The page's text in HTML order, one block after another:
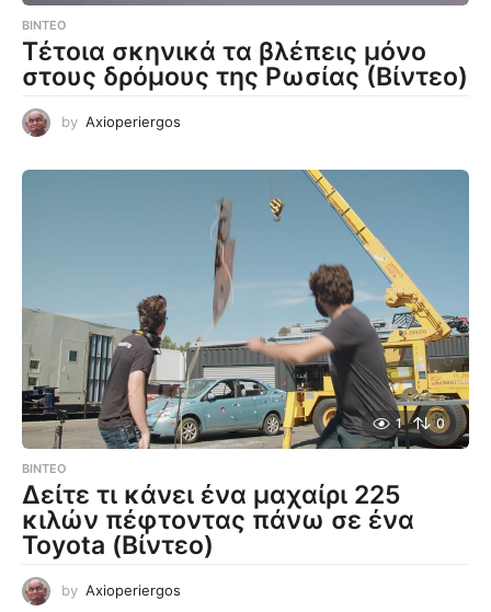
ΒΊΝΤΕΟ
Τέτοια σκηνικά τα βλέπεις μόνο
στους δρόμους της Ρωσίας (Βίντεο)
by Axioperiergos
1 0
ΒΊΝΤΕΟ
Δείτε τι κάνει ένα μαχαίρι 225
κιλών πέφτοντας πάνω σε ένα
Toyota (Βίντεο)
by Axioperiergos